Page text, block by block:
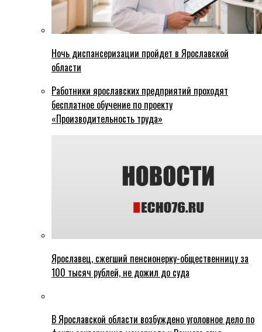
Ночь диспансеризации пройдет в Ярославской
области
Работники ярославских предприятий проходят
бесплатное обучение по проекту
«Производительность труда»
Ярославец, сжегший пенсионерку-общественницу за
100 тысяч рублей, не дожил до суда
В Ярославской области возбуждено уголовное дело по